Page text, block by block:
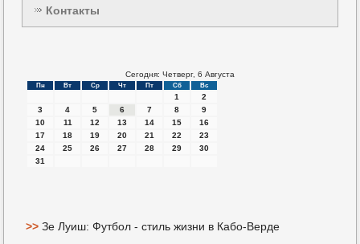
Контакты
Сегодня: Четверг, 6 Августа
Пн Вт Ср Чт Пт Сб Вс
1
2
3
4 5 6 7 8
9
10
11 12 13 14 15
16
17
18 19 20 21 22
23
24
25 26 27 28 29
30
31
>>Зе Луиш: Футбол - стиль жизни в Кабо-Верде